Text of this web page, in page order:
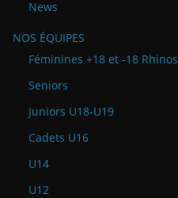
News
NOS ÉQUIPES
Féminines +18 et -18 Rhinos
Seniors
Juniors U18-U19
Cadets U16
U14
U12